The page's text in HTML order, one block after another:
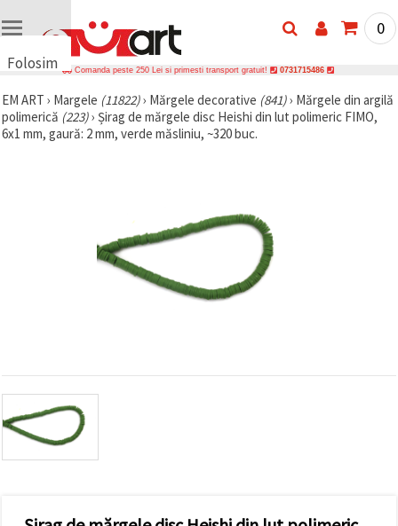
Folosim
uri
🍪 Folosim
cookie-uri
afișa
conținut și
reclame
mai
0
Comanda peste 250 Lei si primesti transport gratuit! 0731715486
EM ART › Margele (11822)› Mărgele decorative (841)› Mărgele din argilă
polimerică (223)› Șirag de mărgele disc Heishi din lut polimeric FIMO,
6x1 mm, gaură: 2 mm, verde măsliniu, ~320 buc.